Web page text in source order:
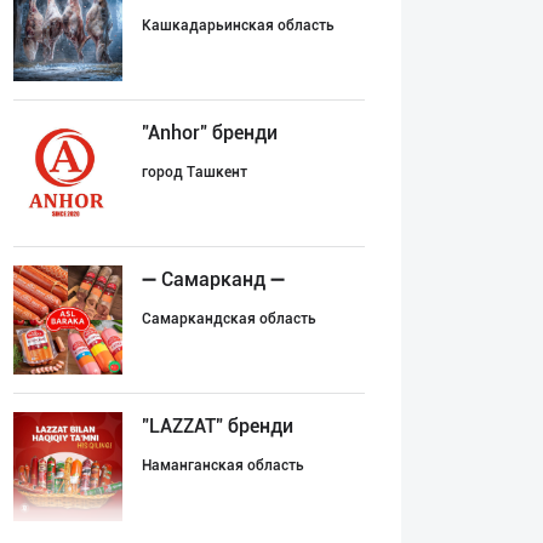
Кашкадарьинская область
"Anhor" бренди
город Ташкент
➖ Самарканд ➖
Самаркандская область
"LAZZAT" бренди
Наманганская область